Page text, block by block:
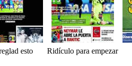
esto Ridículo para empezar